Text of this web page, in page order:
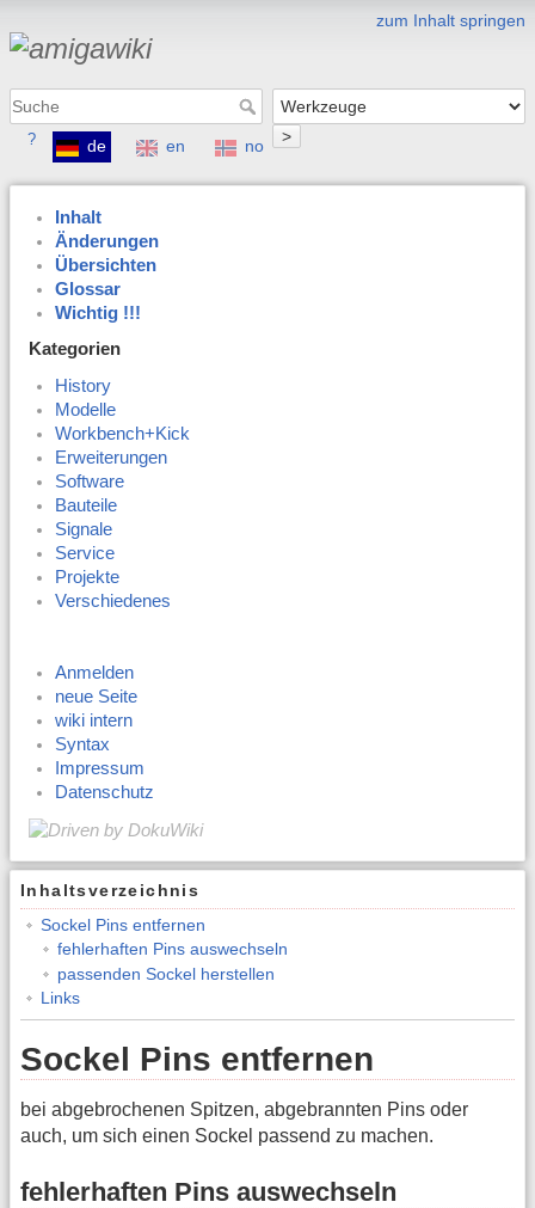
zum Inhalt springen
>
? de en no
Inhalt
Änderungen
Übersichten
Glossar
Wichtig !!!
Kategorien
History
Modelle
Workbench+Kick
Erweiterungen
Software
Bauteile
Signale
Service
Projekte
Verschiedenes
Anmelden
neue Seite
wiki intern
Syntax
Impressum
Datenschutz
Inhaltsverzeichnis
Sockel Pins entfernen
fehlerhaften Pins auswechseln
passenden Sockel herstellen
Links
Sockel Pins entfernen
bei abgebrochenen Spitzen, abgebrannten Pins oder
auch, um sich einen Sockel passend zu machen.
fehlerhaften Pins auswechseln